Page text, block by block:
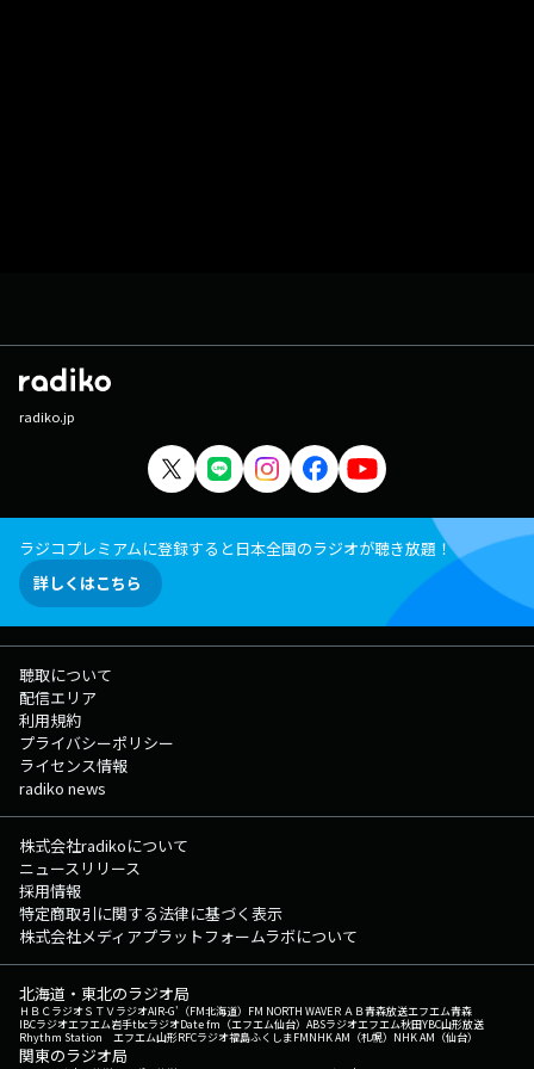
radiko.jp
ラジコプレミアムに登録すると日本全国のラジオが聴き放題！
詳しくはこちら
聴取について
配信エリア
利用規約
プライバシーポリシー
ライセンス情報
radiko news
株式会社radikoについて
ニュースリリース
採用情報
特定商取引に関する法律に基づく表示
株式会社メディアプラットフォームラボについて
北海道・東北のラジオ局
ＨＢＣラジオＳＴＶラジオAIR-G'（FM北海道） FM NORTH WAVEＲＡＢ青森放送エフエム青森
IBCラジオエフエム岩手tbcラジオDate fm（エフエム仙台） ABSラジオエフエム秋田YBC山形放送
Rhythm Station エフエム山形RFCラジオ福島ふくしまFMNHK AM（札幌） NHK AM（仙台）
関東のラジオ局